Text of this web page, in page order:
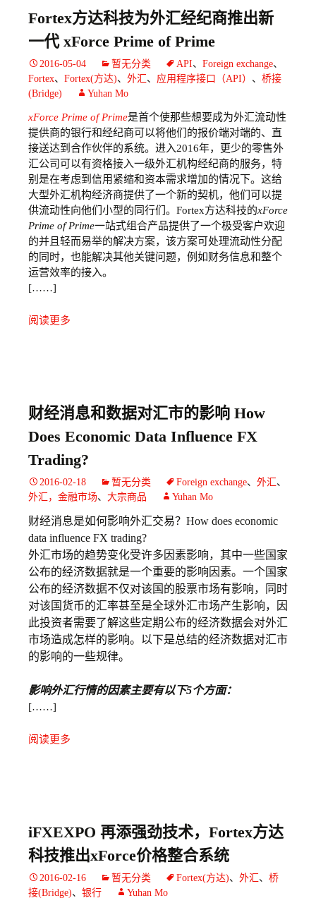
Fortex方达科技为外汇经纪商推出新
一代 xForce Prime of Prime
2016-05-04 暂无分类 API、 Foreign exchange、
Fortex、 Fortex(方达)、 外汇 、 应用程序接口（API） 、 桥接
(Bridge)
Yuhan Mo
xForce Prime of Prime是首个使那些想要成为外汇流动性
提供商的银行和经纪商可以将他们的报价端对端的、直
接送达到合作伙伴的系统。进入2016年，更少的零售外
汇公司可以有资格接入一级外汇机构经纪商的服务，特
别是在考虑到信用紧缩和资本需求增加的情况下。这给
大型外汇机构经济商提供了一个新的契机，他们可以提
供流动性向他们小型的同行们。Fortex方达科技的xForce
Prime of Prime一站式组合产品提供了一个极受客户欢迎
的并且轻而易举的解决方案，该方案可处理流动性分配
的同时，也能解决其他关键问题，例如财务信息和整个
运营效率的接入。
[……]
阅读更多
财经消息和数据对汇市的影响 How
Does Economic Data Influence FX
Trading?
2016-02-18 暂无分类 Foreign exchange、 外汇 、
外汇，金融市场、 大宗商品 Yuhan Mo
财经消息是如何影响外汇交易？How does economic
data influence FX trading?
外汇市场的趋势变化受许多因素影响，其中一些国家
公布的经济数据就是一个重要的影响因素。一个国家
公布的经济数据不仅对该国的股票市场有影响，同时
对该国货币的汇率甚至是全球外汇市场产生影响，因
此投资者需要了解这些定期公布的经济数据会对外汇
市场造成怎样的影响。以下是总结的经济数据对汇市
的影响的一些规律。
影响外汇行情的因素主要有以下5个方面：
[……]
阅读更多
iFXEXPO 再添强劲技术，Fortex方达
科技推出xForce价格整合系统
2016-02-16 暂无分类 Fortex(方达)、 外汇 、 桥
接(Bridge)、 银行 Yuhan Mo